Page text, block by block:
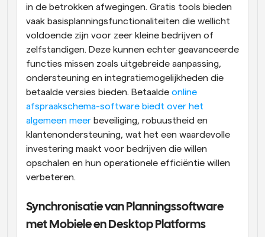
in de betrokken afwegingen. Gratis tools bieden
vaak basisplanningsfunctionaliteiten die wellicht
voldoende zijn voor zeer kleine bedrijven of
zelfstandigen. Deze kunnen echter geavanceerde
functies missen zoals uitgebreide aanpassing,
ondersteuning en integratiemogelijkheden die
betaalde versies bieden. Betaalde online
afspraakschema-software biedt over het
algemeen meer beveiliging, robuustheid en
klantenondersteuning, wat het een waardevolle
investering maakt voor bedrijven die willen
opschalen en hun operationele efficiëntie willen
verbeteren.
Synchronisatie van Planningssoftware
met Mobiele en Desktop Platforms